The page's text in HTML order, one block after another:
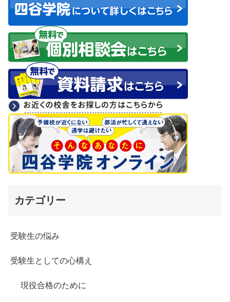
カテゴリー
受験生の悩み
受験生としての心構え
現役合格のために